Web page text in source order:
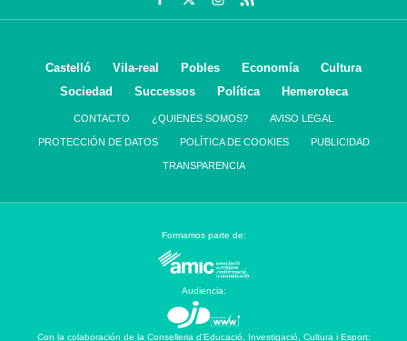
Castelló Vila-real Pobles Economía
Cultura
Sociedad
Successos Política Hemeroteca
CONTACTO ¿QUIENES SOMOS? AVISO LEGAL
PROTECCIÓN DE DATOS POLÍTICA DE COOKIES PUBLICIDAD
TRANSPARENCIA
Formamos parte de:
Audiencia:
Con la colaboración de la Conselleria d’Educació, Investigació, Cultura i Esport: